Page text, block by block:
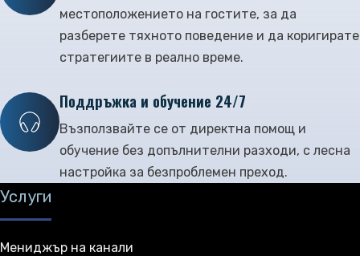
местоположението на гостите, за да
разберете тяхното поведение и да коригирате
стратегиите в реално време.
Поддръжка и обучение 24/7
Възползвайте се от директна помощ и
обучение без допълнителни разходи, с лесна
настройка за безпроблемен преход.
Услуги
Мениджър на канали